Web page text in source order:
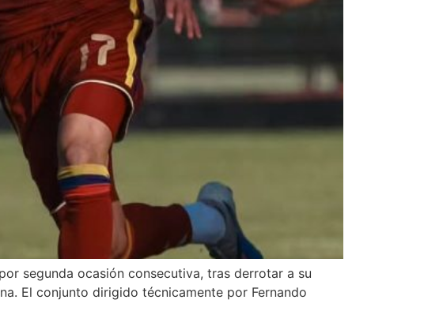
segunda ocasión consecutiva, tras derrotar a su
El conjunto dirigido técnicamente por Fernando